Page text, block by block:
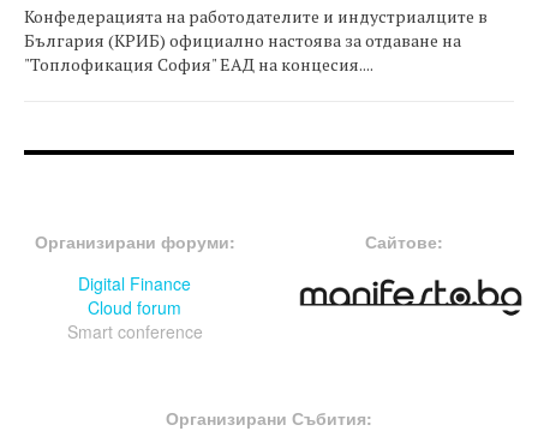
Конфедерацията на работодателите и индустриалците в
България (КРИБ) официално настоява за отдаване на
"Топлофикация София" ЕАД на концесия....
Организирани форуми:
Digital Finance
Cloud forum
Smart conference
Сайтове:
Организирани Събития: